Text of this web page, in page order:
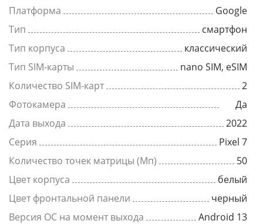
Платформа
Google
Тип
смартфон
Тип корпуса
классический
Тип SIM-карты
nano SIM, eSIM
Количество SIM-карт
2
Фотокамера
Да
Дата выхода
2022
Серия
Pixel 7
Количество точек матрицы (Мп)
50
Цвет корпуса
белый
Цвет фронтальной панели
черный
Версия ОС на момент выхода
Android 13